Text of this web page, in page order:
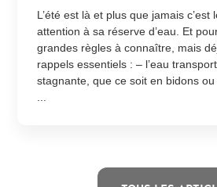
L’été est là et plus que jamais
attention à sa réserve d’eau. Et
grandes règles à connaître, mais
rappels essentiels : – l’eau
stagnante, que ce soit en bidons